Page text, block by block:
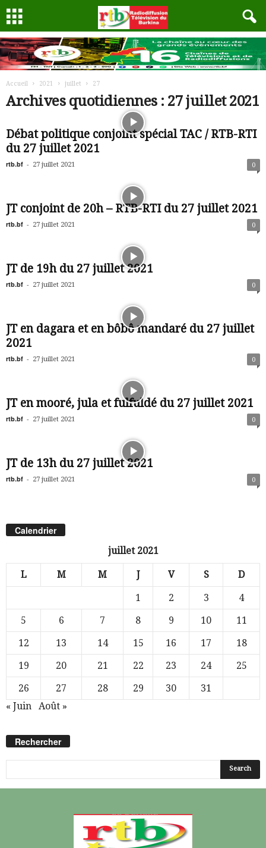
Accueil 2021 juillet 27
Archives quotidiennes : 27 juillet 2021
Débat politique conjoint spécial TAC / RTB-RTI
du 27 juillet 2021
rtb.bf - 27 juillet 2021 0
JT conjoint de 20h – RTB-RTI du 27 juillet 2021
rtb.bf - 27 juillet 2021 0
JT de 19h du 27 juillet 2021
rtb.bf - 27 juillet 2021 0
JT en dagara et en bôbô mandaré du 27 juillet
2021
rtb.bf - 27 juillet 2021 0
JT en mooré, jula et fulfuldé du 27 juillet 2021
rtb.bf - 27 juillet 2021 0
JT de 13h du 27 juillet 2021
rtb.bf - 27 juillet 2021 0
Calendrier
juillet 2021
L M M J V S D
1 2 3
4
5
6 7 8 9 10
11
12
13 14 15 16 17
18
19
20 21 22 23 24
25
26
27 28 29 30
31
« Juin
Août »
Rechercher